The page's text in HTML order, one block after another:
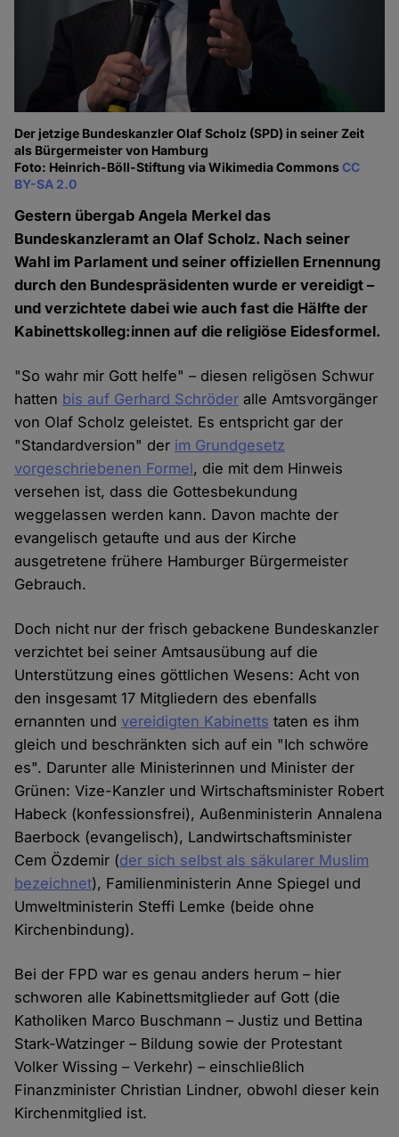
Der jetzige Bundeskanzler Olaf Scholz (SPD) in seiner Zeit
als Bürgermeister von Hamburg
Foto: Heinrich-Böll-Stiftung via Wikimedia CommonsCC
BY-SA 2.0
Gestern übergab Angela Merkel das
Bundeskanzleramt an Olaf Scholz. Nach seiner
Wahl im Parlament und seiner offiziellen Ernennung
durch den Bundespräsidenten wurde er vereidigt –
und verzichtete dabei wie auch fast die Hälfte der
Kabinettskolleg:innen auf die religiöse Eidesformel.
"So wahr mir Gott helfe" – diesen religösen Schwur
hatten bis auf Gerhard Schröder alle Amtsvorgänger
von Olaf Scholz geleistet. Es entspricht gar der
"Standardversion" der im Grundgesetz
vorgeschriebenen Formel, die mit dem Hinweis
versehen ist, dass die Gottesbekundung
weggelassen werden kann. Davon machte der
evangelisch getaufte und aus der Kirche
ausgetretene frühere Hamburger Bürgermeister
Gebrauch.
Doch nicht nur der frisch gebackene Bundeskanzler
verzichtet bei seiner Amtsausübung auf die
Unterstützung eines göttlichen Wesens: Acht von
den insgesamt 17 Mitgliedern des ebenfalls
ernannten undvereidigten Kabinetts taten es ihm
gleich und beschränkten sich auf ein "Ich schwöre
es". Darunter alle Ministerinnen und Minister der
Grünen: Vize-Kanzler und Wirtschaftsminister Robert
Habeck (konfessionsfrei), Außenministerin Annalena
Baerbock (evangelisch), Landwirtschaftsminister
Cem Özdemir (der sich selbst als säkularer Muslim
bezeichnet), Familienministerin Anne Spiegel und
Umweltministerin Steffi Lemke (beide ohne
Kirchenbindung).
Bei der FPD war es genau anders herum – hier
schworen alle Kabinettsmitglieder auf Gott (die
Katholiken Marco Buschmann – Justiz und Bettina
Stark-Watzinger – Bildung sowie der Protestant
Volker Wissing – Verkehr) – einschließlich
Finanzminister Christian Lindner, obwohl dieser kein
Kirchenmitglied ist.